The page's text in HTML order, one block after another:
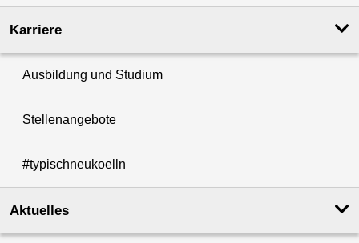
Karriere
Ausbildung und Studium
Stellenangebote
#typischneukoelln
Aktuelles